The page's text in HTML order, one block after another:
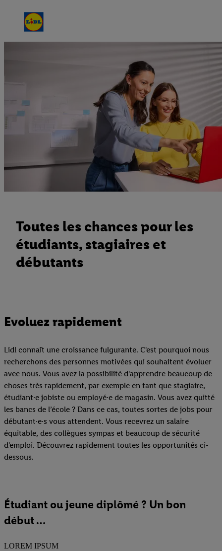
Toutes les chances pour les
étudiants, stagiaires et
débutants
Evoluez rapidement
Lidl connaît une croissance fulgurante. C'est pourquoi nous
recherchons des personnes motivées qui souhaitent évoluer
avec nous. Vous avez la possibilité d'apprendre beaucoup de
choses très rapidement, par exemple en tant que stagiaire,
étudiant·e jobiste ou employé·e de magasin. Vous avez quitté
les bancs de l’école ? Dans ce cas, toutes sortes de jobs pour
débutant·e·s vous attendent. Vous recevrez un salaire
équitable, des collègues sympas et beaucoup de sécurité
d'emploi. Découvrez rapidement toutes les opportunités ci-
dessous.
Étudiant ou jeune diplômé ? Un bon
début …
LOREM IPSUM